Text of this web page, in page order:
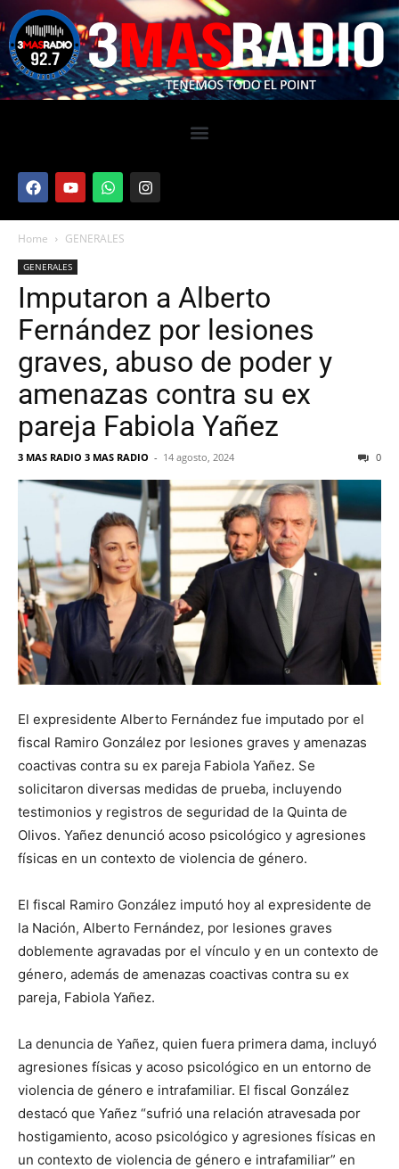
Home GENERALES
GENERALES
Imputaron a Alberto
Fernández por lesiones
graves, abuso de poder y
amenazas contra su ex
pareja Fabiola Yañez
3 MAS RADIO 3 MAS RADIO - 14 agosto, 2024 0
El expresidente Alberto Fernández fue imputado por el
fiscal Ramiro González por lesiones graves y amenazas
coactivas contra su ex pareja Fabiola Yañez. Se
solicitaron diversas medidas de prueba, incluyendo
testimonios y registros de seguridad de la Quinta de
Olivos. Yañez denunció acoso psicológico y agresiones
físicas en un contexto de violencia de género.
El fiscal Ramiro González imputó hoy al expresidente de
la Nación, Alberto Fernández, por lesiones graves
doblemente agravadas por el vínculo y en un contexto de
género, además de amenazas coactivas contra su ex
pareja, Fabiola Yañez.
La denuncia de Yañez, quien fuera primera dama, incluyó
agresiones físicas y acoso psicológico en un entorno de
violencia de género e intrafamiliar. El fiscal González
destacó que Yañez “sufrió una relación atravesada por
hostigamiento, acoso psicológico y agresiones físicas en
un contexto de violencia de género e intrafamiliar” en